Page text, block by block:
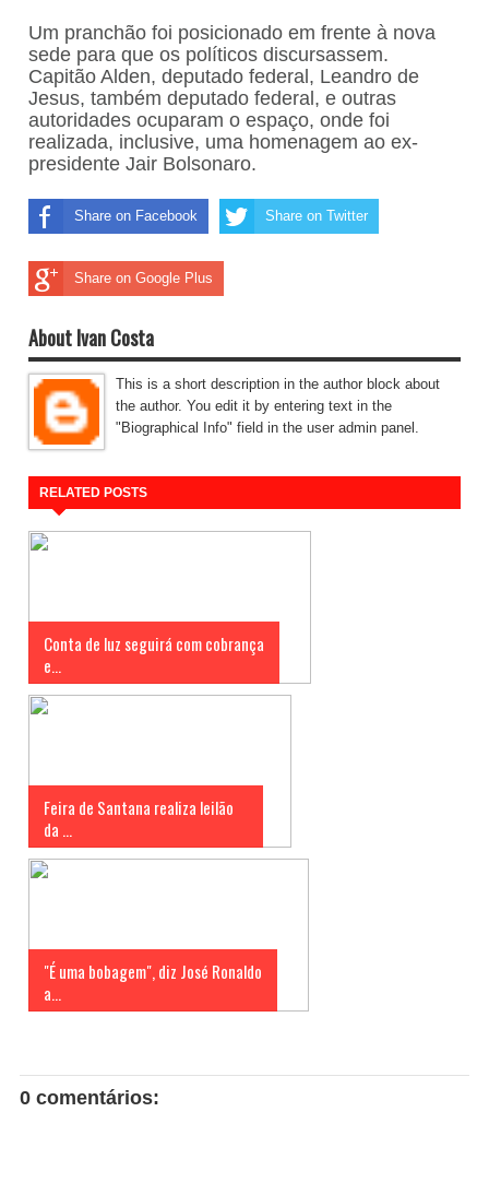
Um pranchão foi posicionado em frente à nova
sede para que os políticos discursassem.
Capitão Alden, deputado federal, Leandro de
Jesus, também deputado federal, e outras
autoridades ocuparam o espaço, onde foi
realizada, inclusive, uma homenagem ao ex-
presidente Jair Bolsonaro.
Share on Facebook Share on Twitter
Share on Google Plus
About Ivan Costa
This is a short description in the author block about
the author. You edit it by entering text in the
"Biographical Info" field in the user admin panel.
RELATED POSTS
Conta de luz seguirá com cobrança
e...
Feira de Santana realiza leilão
da ...
"É uma bobagem", diz José Ronaldo
a...
0 comentários: